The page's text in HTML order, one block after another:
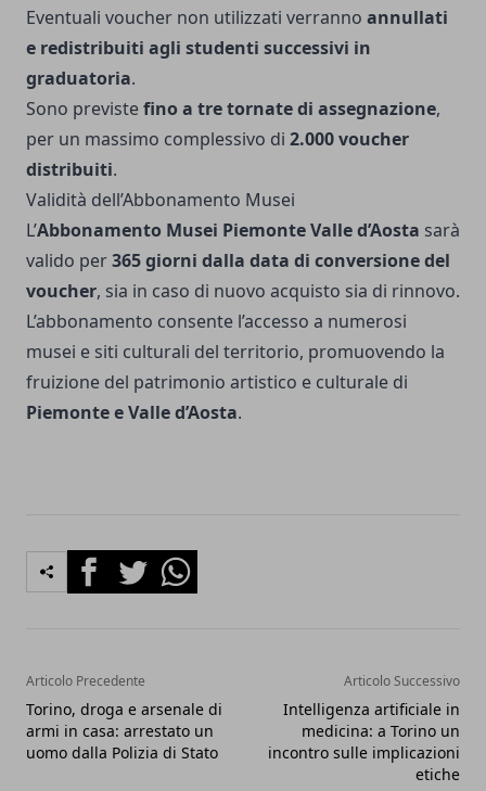
Eventuali voucher non utilizzati verranno annullati
e redistribuiti agli studenti successivi in
graduatoria.
Sono previstefino a tre tornate di assegnazione,
per un massimo complessivo di 2.000 voucher
distribuiti.
Validità dell’Abbonamento Musei
L’Abbonamento Musei Piemonte Valle d’Aosta sarà
valido per365 giorni dalla data di conversione del
voucher, sia in caso di nuovo acquisto sia di rinnovo.
L’abbonamento consente l’accesso a numerosi
musei e siti culturali del territorio, promuovendo la
fruizione del patrimonio artistico e culturale di
Piemonte e Valle d’Aosta.
FacebookTwitterWhatsapp
Articolo Precedente
Torino, droga e arsenale di
armi in casa: arrestato un
uomo dalla Polizia di Stato
Articolo Successivo
Intelligenza artificiale in
medicina: a Torino un
incontro sulle implicazioni
etiche